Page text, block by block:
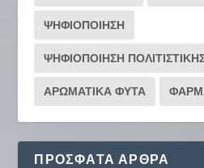
ΨΗΦΙΟΠΟΙΗΣΗ
ΨΗΦΙΟΠΟΙΗΣΗ
ΑΡΩΜΑΤΙΚΑ ΦΥΤΑ
ΠΡΌΣΦΑΤΑ ΆΡΘΡΑ